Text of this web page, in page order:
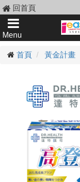
回首頁
Menu
首頁 黃金計畫